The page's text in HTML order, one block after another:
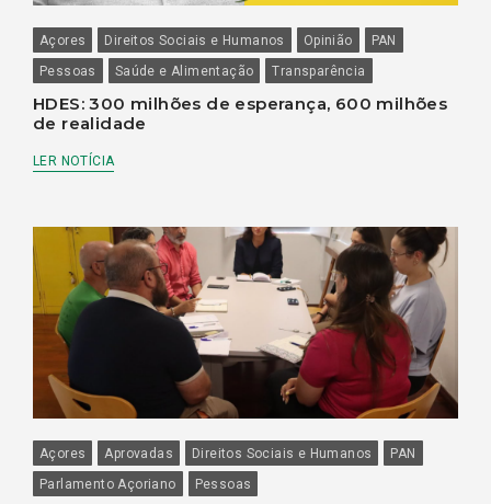
Açores Direitos Sociais e Humanos Opinião
PAN
Pessoas
Saúde e Alimentação Transparência
HDES: 300 milhões de esperança, 600 milhões
de realidade
LER NOTÍCIA
Açores Aprovadas Direitos Sociais e Humanos
PAN
Parlamento Açoriano
Pessoas